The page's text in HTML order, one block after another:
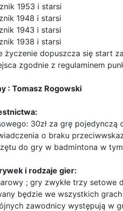
1953 i starsi
1948 i starsi
1943 i starsi
1938 i starsi
życzenie dopuszcza się start
zgodnie z regulaminem
: Tomasz Rogowski
30zł za grę
o braku
do gry w badmintona w
i rodzaje gier:
; gry zwykłe trzy setowe
będzie we wszystkich
zawodnicy występują w